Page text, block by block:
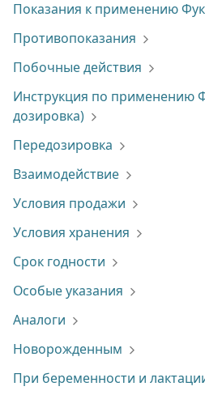
Показания к применению
Противопоказания
Побочные действия
Инструкция по применению
дозировка)
Передозировка
Взаимодействие
Условия продажи
Условия хранения
Срок годности
Особые указания
Аналоги
Новорожденным
При беременности и